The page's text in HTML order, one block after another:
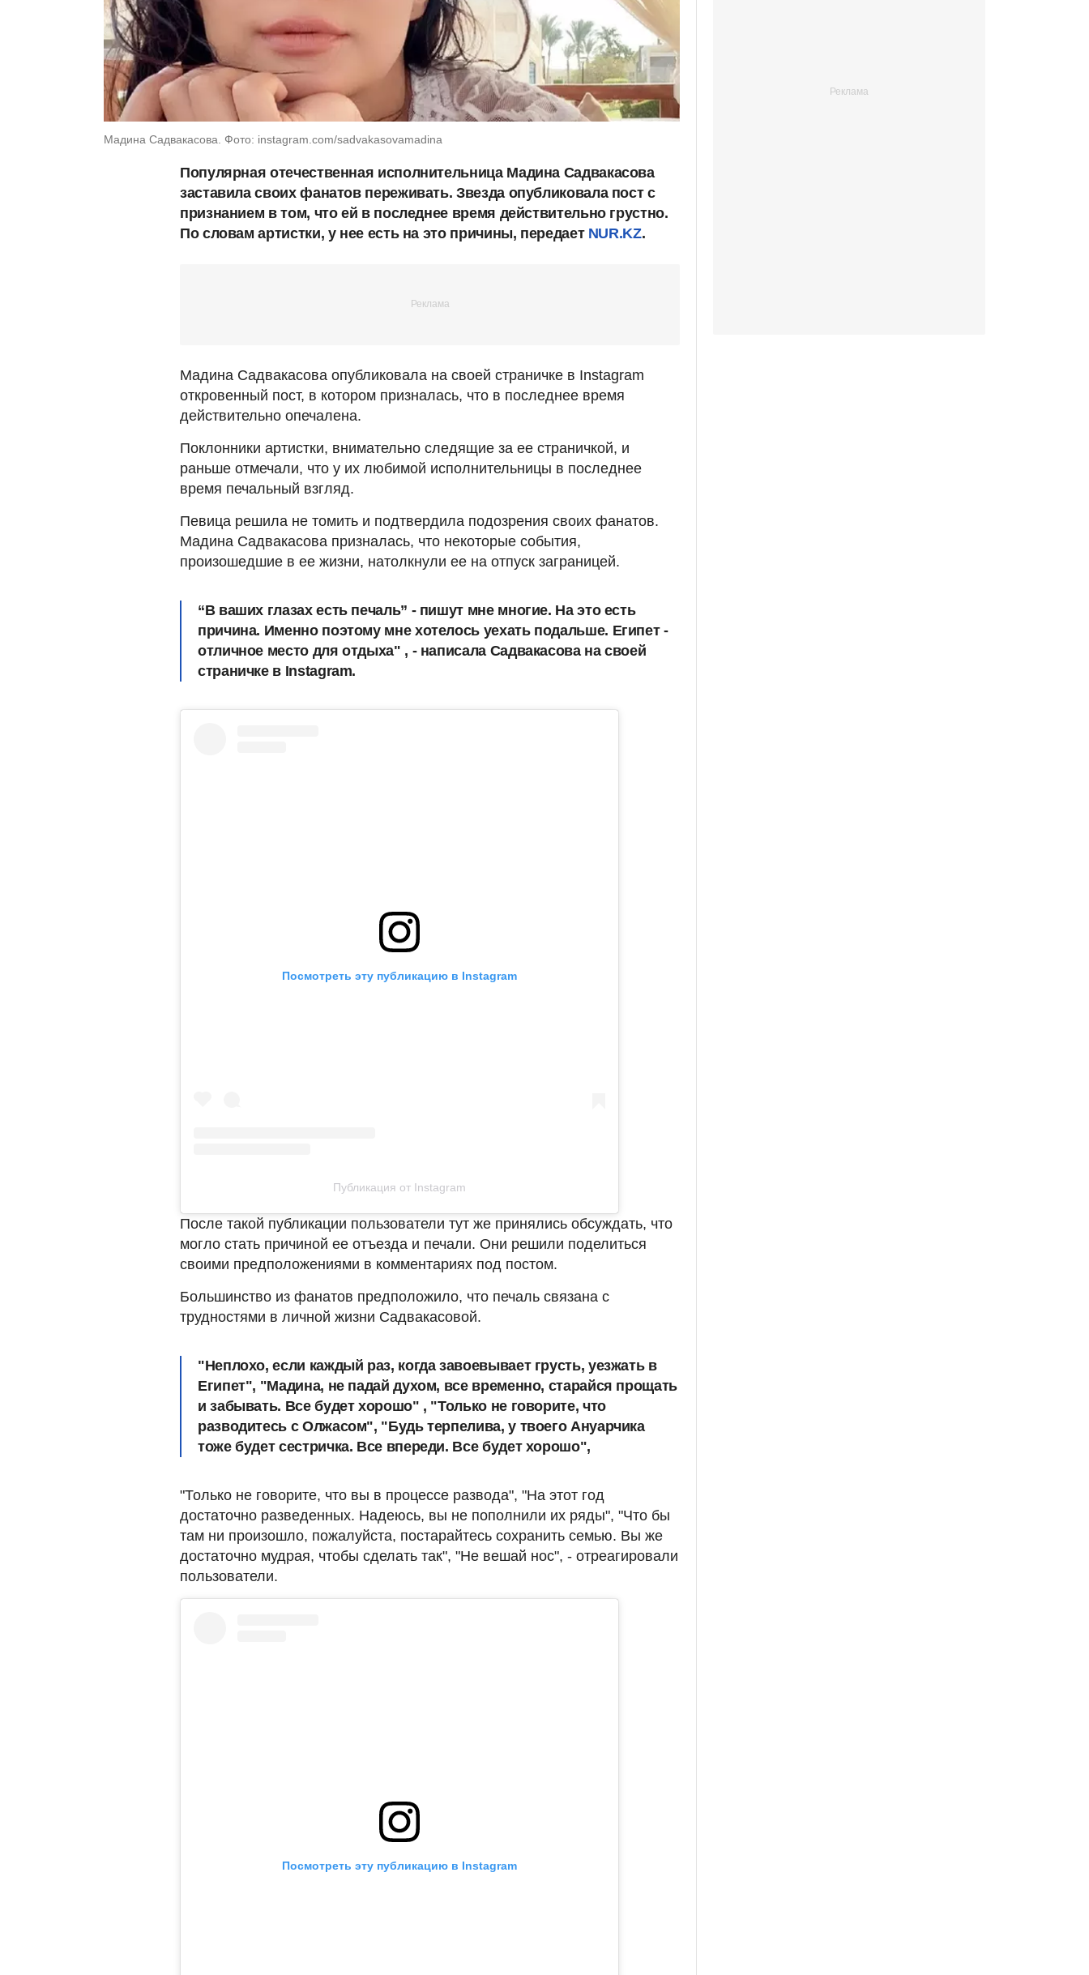
Мадина Садвакасова. Фото: instagram.com/sadvakasovamadina
Популярная отечественная исполнительница Мадина Садвакасова
заставила своих фанатов переживать. Звезда опубликовала пост с
признанием в том, что ей в последнее время действительно грустно.
По словам артистки, у нее есть на это причины, передает NUR.KZ.
Мадина Садвакасова опубликовала на своей страничке в Instagram
откровенный пост, в котором призналась, что в последнее время
действительно опечалена.
Поклонники артистки, внимательно следящие за ее страничкой, и
раньше отмечали, что у их любимой исполнительницы в последнее
время печальный взгляд.
Певица решила не томить и подтвердила подозрения своих фанатов.
Мадина Садвакасова призналась, что некоторые события,
произошедшие в ее жизни, натолкнули ее на отпуск заграницей.
“В ваших глазах есть печаль” - пишут мне многие. На это есть
причина. Именно поэтому мне хотелось уехать подальше. Египет -
отличное место для отдыха" , - написала Садвакасова на своей
страничке в Instagram.
Посмотреть эту публикацию в Instagram
Публикация от Instagram
После такой публикации пользователи тут же принялись обсуждать, что
могло стать причиной ее отъезда и печали. Они решили поделиться
своими предположениями в комментариях под постом.
Большинство из фанатов предположило, что печаль связана с
трудностями в личной жизни Садвакасовой.
"Неплохо, если каждый раз, когда завоевывает грусть, уезжать в
Египет", "Мадина, не падай духом, все временно, старайся прощать
и забывать. Все будет хорошо" , "Только не говорите, что
разводитесь с Олжасом", "Будь терпелива, у твоего Ануарчика
тоже будет сестричка. Все впереди. Все будет хорошо",
"Только не говорите, что вы в процессе развода", "На этот год
достаточно разведенных. Надеюсь, вы не пополнили их ряды", "Что бы
там ни произошло, пожалуйста, постарайтесь сохранить семью. Вы же
достаточно мудрая, чтобы сделать так", "Не вешай нос", - отреагировали
пользователи.
Посмотреть эту публикацию в Instagram